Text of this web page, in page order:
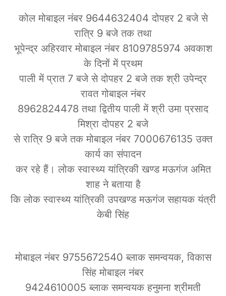
कोल मोबाइल नंबर 9644632404 दोपहर 2 बजे से
रात्रि 9 बजे तक तथा
भूपेन्द्र अहिरवार मोबाइल नंबर 8109785974 अवकाश
के दिनों में प्रथम
पाली में प्रात 7 बजे से दोपहर 2 बजे तक श्री उपेन्द्र
रावत गोबाइल नंबर
8962824478 तथा द्वितीय पाली में श्री उमा प्रसाद
मिश्रा दोपहर 2 बजे
से रात्रि 9 बजे तक मोबाइल नंबर 7000676135 उक्त
कार्य का संपादन
कर रहे हैं। लोक स्वास्थ्य यांत्रिकी खण्ड मऊगंज अमित
शाह ने बताया है
कि लोक स्वास्थ्य यांत्रिकी उपखण्ड मऊगंज सहायक यंत्री
केबी सिंह
मोबाइल नंबर 9755672540 ब्लाक समन्वयक, विकास
सिंह मोबाइल नंबर
9424610005 ब्लाक समन्वयक हनुमना श्रीमती